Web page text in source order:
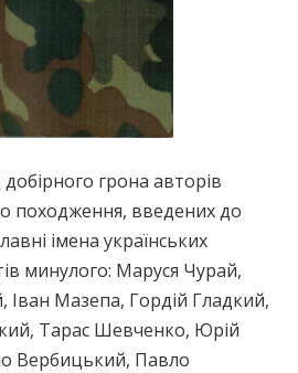
грона авторів
походження, введених до
імена українських
минулого: Маруся Чурай,
Мазепа, Гордій Гладкий,
Тарас Шевченко, Юрій
Вербицький, Павло